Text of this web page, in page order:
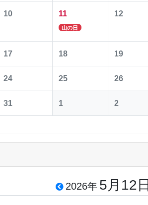
10 11
山の日
12
17 18 19
24 25 26
31 1 2
2026年 5月12日